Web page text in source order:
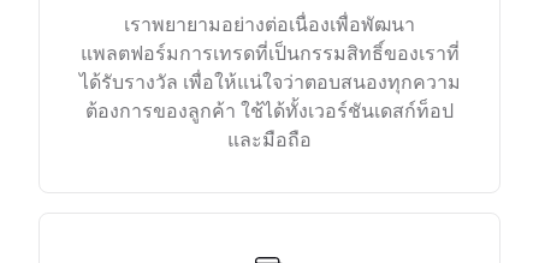
เราพยายามอย่างต่อเนื่องเพื่อพัฒนา
แพลตฟอร์มการเทรดที่เป็นกรรมสิทธิ์ของเราที่
ได้รับรางวัล เพื่อให้แน่ใจว่าตอบสนองทุกความ
ต้องการของลูกค้า ใช้ได้ทั้งเวอร์ชันเดสก์ท็อป
และมือถือ